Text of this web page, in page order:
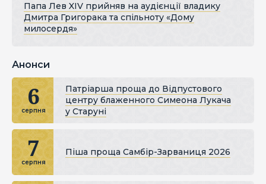
Папа Лев XIV прийняв на аудієнції владику
Дмитра Григорака та спільноту «Дому
милосердя»
Анонси
6
серпня
Патріарша проща до Відпустового
центру блаженного Симеона Лукача
у Старуні
7
серпня
Піша проща Самбір-Зарваниця 2026